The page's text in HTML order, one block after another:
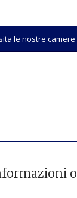
le nostre camere
o